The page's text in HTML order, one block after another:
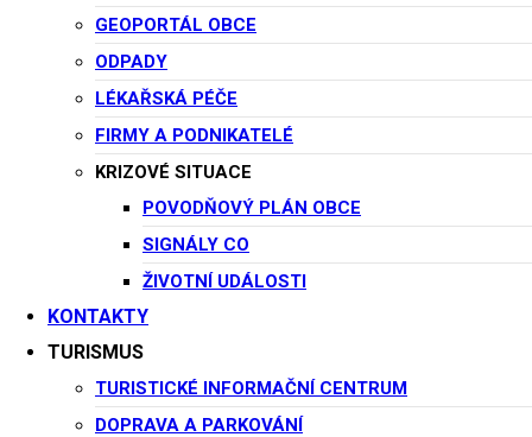
GEOPORTÁL OBCE
ODPADY
LÉKAŘSKÁ PÉČE
FIRMY A PODNIKATELÉ
KRIZOVÉ SITUACE
POVODŇOVÝ PLÁN OBCE
SIGNÁLY CO
ŽIVOTNÍ UDÁLOSTI
KONTAKTY
TURISMUS
TURISTICKÉ INFORMAČNÍ CENTRUM
DOPRAVA A PARKOVÁNÍ
Tourism & Sport
City Recreation
Government